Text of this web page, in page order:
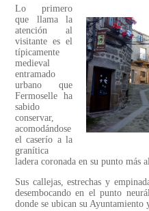
Lo primero
que llama la
atención al
visitante es el
típicamente
medieval
entramado
urbano que
Fermoselle ha
sabido
conservar,
acomodándose
el caserío a la
granítica
ladera coronada en su punto más
Sus callejas, estrechas y
desembocando en el punto
donde se ubican su